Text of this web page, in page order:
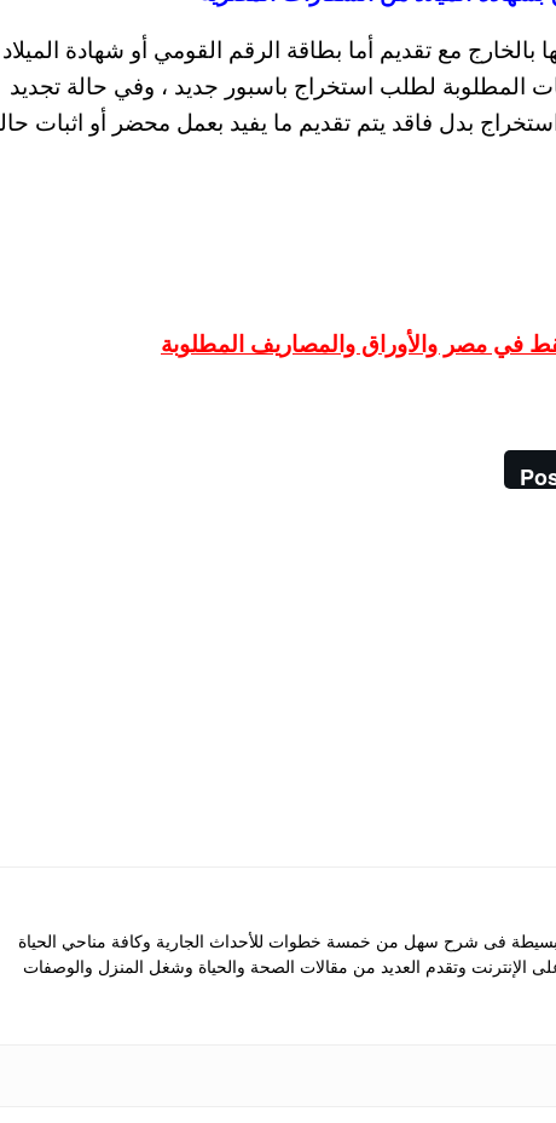
بالخارج مع تقديم أما بطاقة الرقم القومي أو شهادة الميلاد
المطلوبة لطلب استخراج باسبور جديد ، وفي حالة تجديد
بدل فاقد يتم تقديم ما يفيد بعمل محضر أو اثبات
فى شرح سهل من خمسة خطوات للأحداث الجارية وكافة مناحي الحياة
على الإنترنت وتقدم العديد من مقالات الصحة والحياة وشغل المنزل والوصفات